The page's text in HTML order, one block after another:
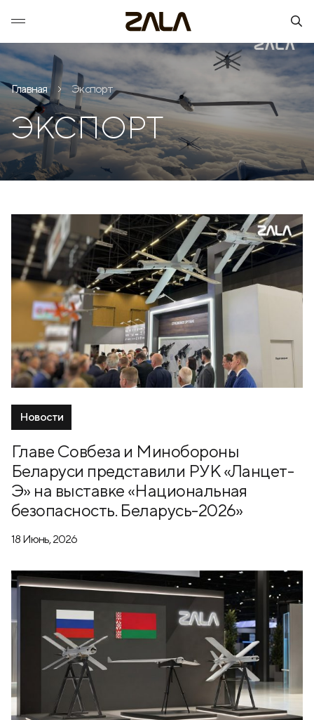
Главная Экспорт
ЭКСПОРТ
Новости
Главе Совбеза и Минобороны
Беларуси представили РУК «Ланцет-
Э» на выставке «Национальная
безопасность. Беларусь-2026»
18 Июнь, 2026